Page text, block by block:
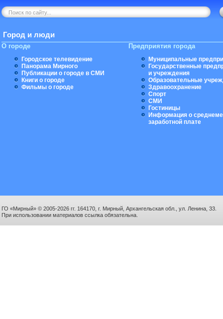
Город и люди
О городе
Городское телевидение
Панорама Мирного
Публикации о городе в СМИ
Книги о городе
Фильмы о городе
Предприятия города
Муниципальные
Государственные
и учреждения
Образовательные
Здравоохранение
Спорт
СМИ
Гостиницы
Информация о
заработной плате
ГО «Мирный» © 2005-2026 гг. 164170, г. Мирный, Архангельская обл., ул. Ленина, 33.
При использовании материалов ссылка обязательна.